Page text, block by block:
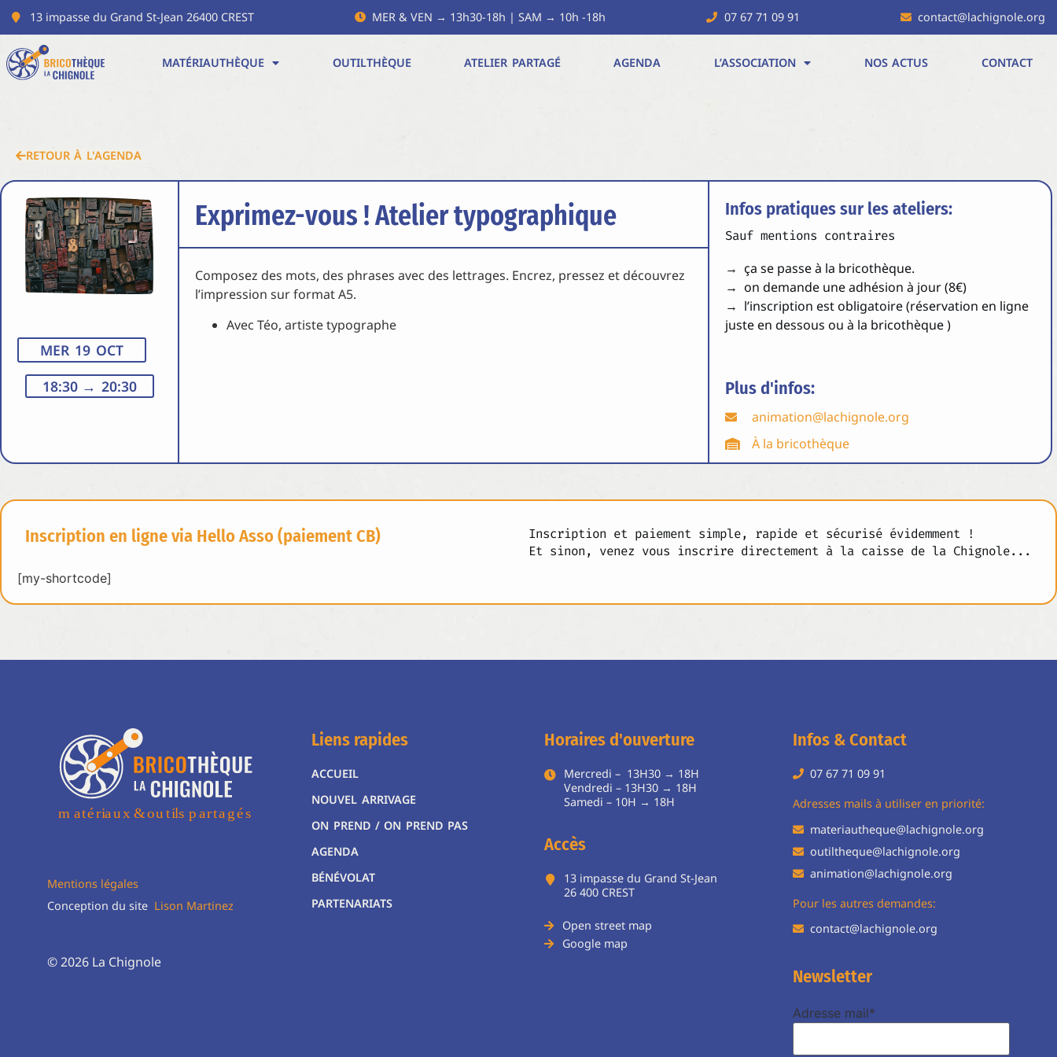
13 impasse du Grand St-Jean 26400 CREST MER & VEN → 13h30-18h | SAM → 10h -18h 07 67 71 09 91 contact@lachignole.org
MATÉRIAUTHÈQUE OUTILTHÈQUE ATELIER PARTAGÉ AGENDA L’ASSOCIATION NOS ACTUS CONTACT
RETOUR À L'AGENDA
MER 19 OCT
18:30 → 20:30
Exprimez-vous ! Atelier typographique
Composez des mots, des phrases avec des lettrages. Encrez, pressez et découvrez
l’impression sur format A5.
Avec Téo, artiste typographe
Infos pratiques sur les ateliers:
Sauf mentions contraires
→ ça se passe à la bricothèque.
→ on demande une adhésion à jour (8€)
→ l’inscription est obligatoire (réservation en ligne
juste en dessous ou à la bricothèque )
Plus d'infos:
animation@lachignole.org
À la bricothèque
Inscription en ligne via Hello Asso (paiement CB)
Inscription et paiement simple, rapide et sécurisé évidemment !
Et sinon, venez vous inscrire directement à la caisse de la Chignole...
[my-shortcode]
Mentions légales
Conception du site Lison Martinez
© 2026 La Chignole
Liens rapides
ACCUEIL
NOUVEL ARRIVAGE
ON PREND / ON PREND PAS
AGENDA
BÉNÉVOLAT
PARTENARIATS
Horaires d'ouverture
Mercredi – 13H30 → 18H
Vendredi – 13H30 → 18H
Samedi – 10H → 18H
Accès
13 impasse du Grand St-Jean
26 400 CREST
Open street map
Google map
Infos & Contact
07 67 71 09 91
Adresses mails à utiliser en priorité:
materiautheque@lachignole.org
outiltheque@lachignole.org
animation@lachignole.org
Pour les autres demandes:
contact@lachignole.org
Newsletter
Adresse mail*